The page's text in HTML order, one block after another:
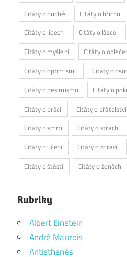
Citáty o hudbě
Citáty o hříchu
Citáty o lidech
Citáty o lásce
Citáty o myšlení
Citáty o
Citáty o optimismu
Citáty o
Citáty o pesimismu
Citáty o
Citáty o práci
Citáty o přátelství
Citáty o smrti
Citáty o strachu
Citáty o učení
Citáty o zdraví
Citáty o štěstí
Citáty o ženách
Rubriky
Albert Einstein
André Maurois
Antisthenés